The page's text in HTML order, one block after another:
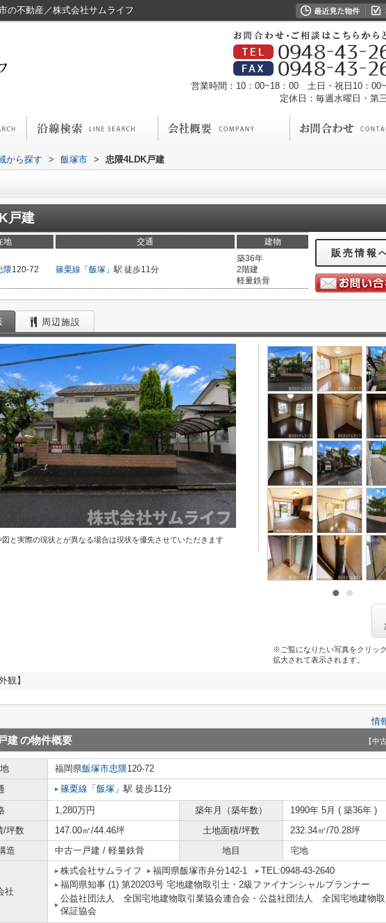
の不動産／株式会社サムライフ
営業時間：10：00~18：00 土日・祝日10：
定休日：毎週水曜日・第
から探す > 飯塚市 > 忠隈4LDK戸建
戸建
地 交通 建物
隈120-72 篠栗線 「 飯塚 」駅 徒歩11分
築36年
2階建
軽量鉄骨
販売情報
周辺施設
と実際の現状とが異なる場合は現状を優先させていただきます
※ご覧になりたい写真をクリッ
拡大されて表示されます。
観】
情
建の物件概要 【中
福岡県飯塚市忠隈120-72
篠栗線 「 飯塚 」駅 徒歩11分
1,280万円 築年月（築年数）
1990年 5月 ( 築36年 )
/坪数
147.00㎡/44.46坪 土地面積/坪数
232.34㎡/70.28坪
造
中古一戸建 / 軽量鉄骨 地目 宅地
社
株式会社サムライフ 福岡県飯塚市弁分142-1
TEL:0948-43-2640
福岡県知事 (1) 第20203号 宅地建物取引士・2級ファイナンシャルプランナー
公益社団法人 全国宅地建物取引業協会連合会・公益社団法人 全国宅地建物
保証協会